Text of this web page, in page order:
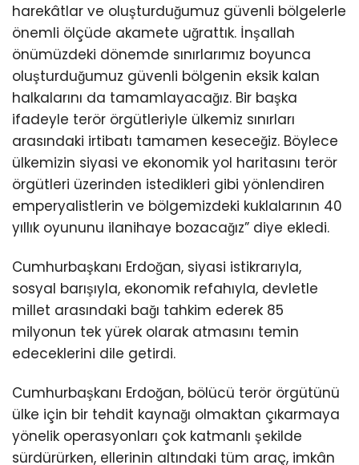
harekâtlar ve oluşturduğumuz güvenli bölgelerle
önemli ölçüde akamete uğrattık. İnşallah
önümüzdeki dönemde sınırlarımız boyunca
oluşturduğumuz güvenli bölgenin eksik kalan
halkalarını da tamamlayacağız. Bir başka
ifadeyle terör örgütleriyle ülkemiz sınırları
arasındaki irtibatı tamamen keseceğiz. Böylece
ülkemizin siyasi ve ekonomik yol haritasını terör
örgütleri üzerinden istedikleri gibi yönlendiren
emperyalistlerin ve bölgemizdeki kuklalarının 40
yıllık oyununu ilanihaye bozacağız” diye ekledi.
Cumhurbaşkanı Erdoğan, siyasi istikrarıyla,
sosyal barışıyla, ekonomik refahıyla, devletle
millet arasındaki bağı tahkim ederek 85
milyonun tek yürek olarak atmasını temin
edeceklerini dile getirdi.
Cumhurbaşkanı Erdoğan, bölücü terör örgütünü
ülke için bir tehdit kaynağı olmaktan çıkarmaya
yönelik operasyonları çok katmanlı şekilde
sürdürürken, ellerinin altındaki tüm araç, imkân